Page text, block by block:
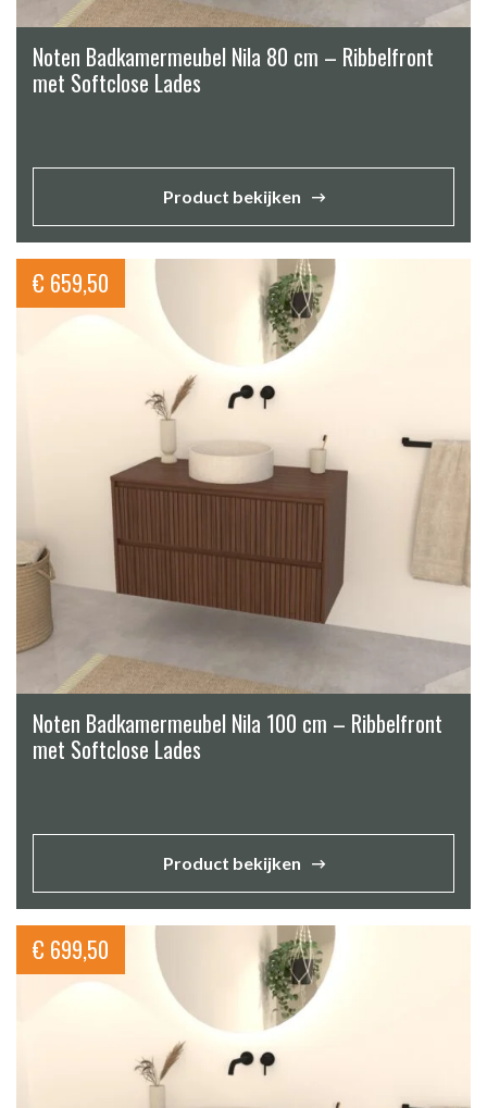
Noten Badkamermeubel Nila 80 cm – Ribbelfront
met Softclose Lades
Product bekijken
€ 659,50
Noten Badkamermeubel Nila 100 cm – Ribbelfront
met Softclose Lades
Product bekijken
€ 699,50